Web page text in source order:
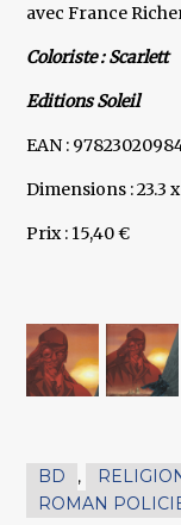
avec France
Coloriste : Scarlett
Editions Soleil
EAN :
Dimensions : 23.3
Prix : 15,40 €
BD ,
ROMAN